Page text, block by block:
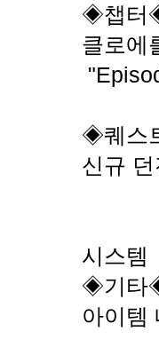
◈챕터
클로에
◈퀘스
신규
시스템
◈기타
아이템